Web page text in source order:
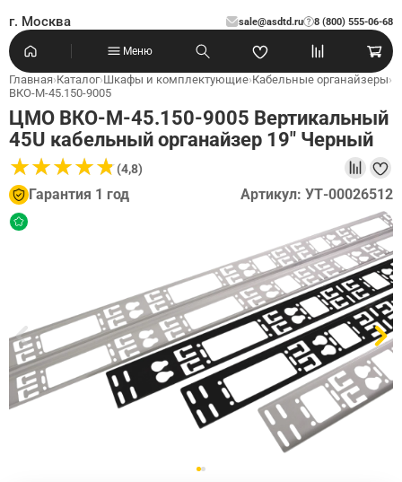
г. Москва sale@asdtd.ru 8 (800) 555-06-68
?
Меню
Главная›Каталог›Шкафы и комплектующие›Кабельные органайзеры›
ВКО-М-45.150-9005
ЦМО ВКО-М-45.150-9005 Вертикальный
45U кабельный органайзер 19" Черный
★★★★★
★★★★★(4,8)
Гарантия 1 год Артикул: УТ-00026512